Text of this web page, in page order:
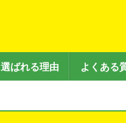
選ばれる理由 よくある